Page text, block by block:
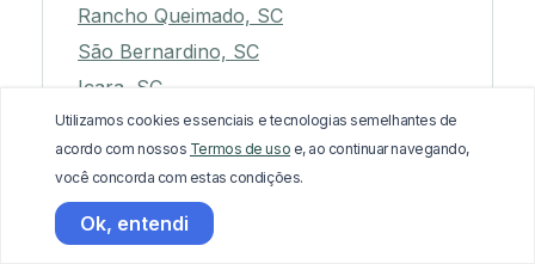
Rancho Queimado, SC
São Bernardino, SC
Içara, SC
Xaxim, SC
Arvoredo, SC
Ilhota, SC
Utilizamos cookies essenciais e tecnologias semelhantes de
acordo com nossos Termos de uso e, ao continuar navegando,
você concorda com estas condições.
Ok, entendi